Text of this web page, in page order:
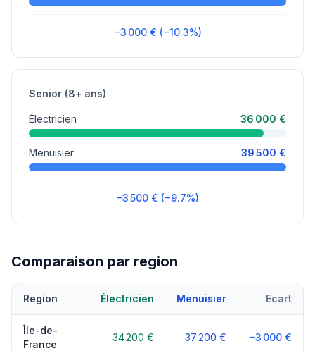
−3 000 € (−10.3%)
Senior (8+ ans)
Électricien 36 000 €
Menuisier 39 500 €
−3 500 € (−9.7%)
Comparaison par region
Region Électricien Menuisier Ecart
Île-de-
France
34 200 € 37 200 € −3 000 €